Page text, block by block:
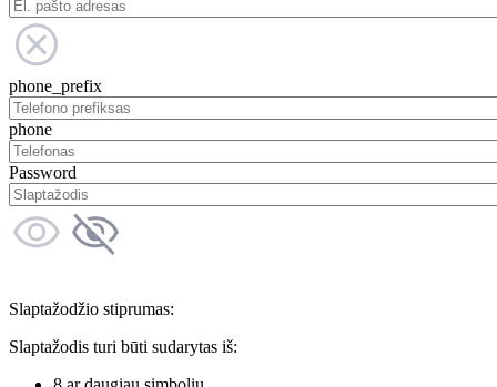
phone_prefix
phone
Password
Slaptažodžio stiprumas:
Slaptažodis turi būti sudarytas iš: